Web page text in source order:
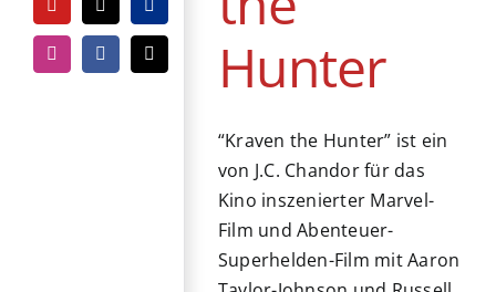
YouTubeTiktokPayPal
InstagramFacebook
E-
Mail
Hunter
“Kraven the Hunter” ist ein
von J.C. Chandor für das
Kino inszenierter Marvel-
Film und Abenteuer-
Superhelden-Film mit Aaron